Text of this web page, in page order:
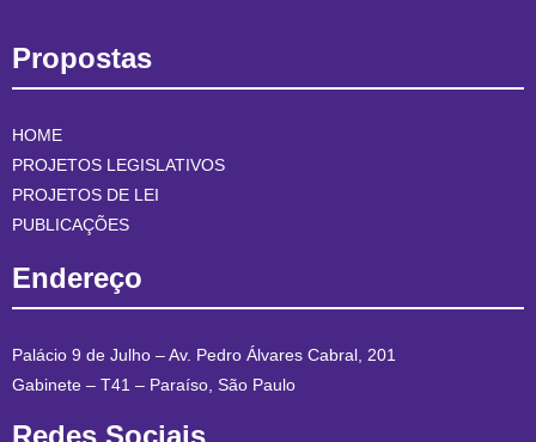
Propostas
HOME
PROJETOS LEGISLATIVOS
PROJETOS DE LEI
PUBLICAÇÕES
Endereço
Palácio 9 de Julho – Av. Pedro Álvares Cabral, 201
Gabinete – T41 – Paraíso, São Paulo
Redes Sociais